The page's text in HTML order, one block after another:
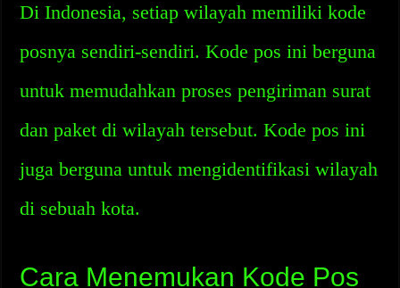
Di Indonesia, setiap wilayah memiliki kode
posnya sendiri-sendiri. Kode pos ini berguna
untuk memudahkan proses pengiriman surat
dan paket di wilayah tersebut. Kode pos ini
juga berguna untuk mengidentifikasi wilayah
di sebuah kota.
Cara Menemukan Kode Pos